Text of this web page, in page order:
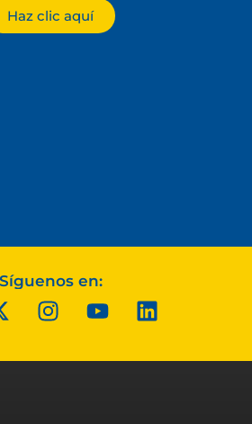
Haz clic aquí
Síguenos en: